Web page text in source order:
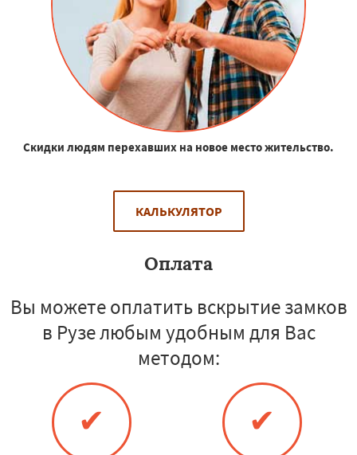
Скидки людям перехавших на новое место жительство.
КАЛЬКУЛЯТОР
Оплата
Вы можете оплатить вскрытие замков
в Рузе любым удобным для Вас
методом:
✔ ✔